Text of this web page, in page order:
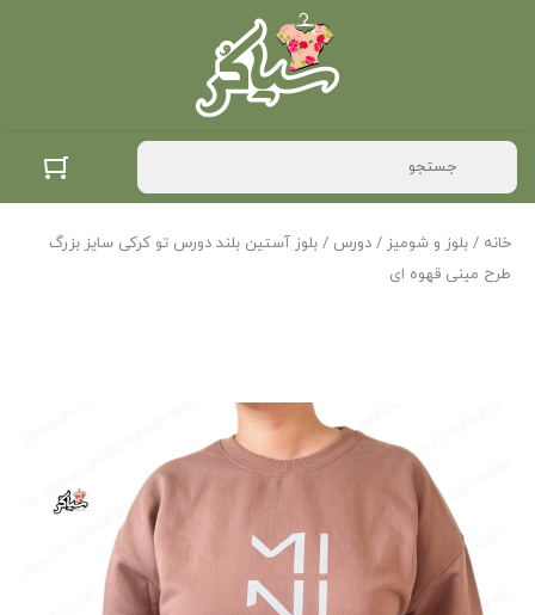
خانه / بلوز و شومیز / دورس / بلوز آستین بلند دورس تو کرکی سایز بزرگ
طرح مینی قهوه ای